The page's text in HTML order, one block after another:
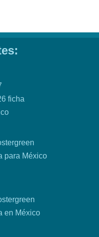
ficha
para México
en México